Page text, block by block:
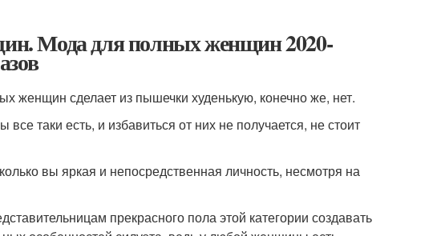
Мода для полных женщин 2020-
женщин сделает из пышечки худенькую, конечно же, нет.
таки есть, и избавиться от них не получается, не стоит
вы яркая и непосредственная личность, несмотря на
прекрасного пола этой категории создавать